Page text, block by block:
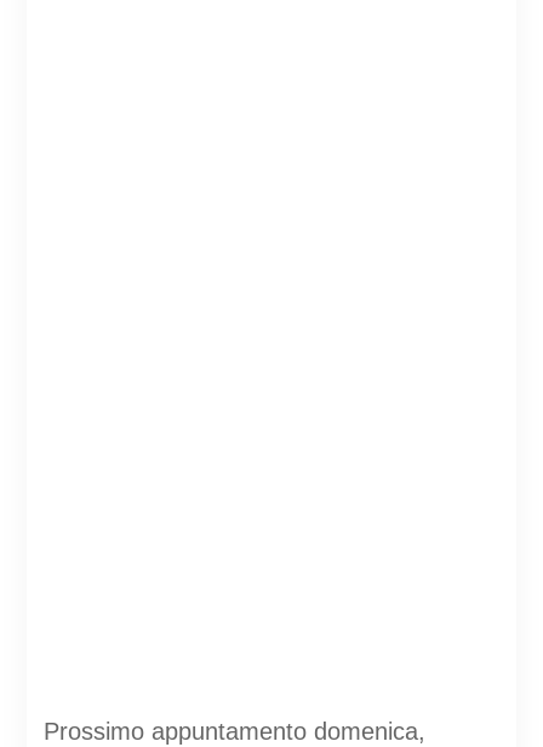
Prossimo appuntamento domenica,